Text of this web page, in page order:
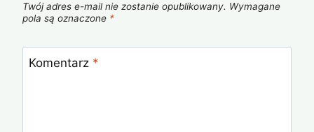
Twój adres e-mail nie zostanie opublikowany. Wymagane
pola są oznaczone *
Komentarz *